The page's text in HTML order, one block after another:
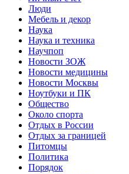
Люди
Мебель и декор
Наука
Наука и техника
Научпоп
Новости ЗОЖ
Новости медицины
Новости Москвы
Ноутбуки и ПК
Общество
Около спорта
Отдых в России
Отдых за границей
Питомцы
Политика
Порядок